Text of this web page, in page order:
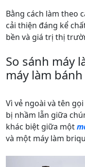
Bằng cách làm theo
cải thiện đáng kể
bền và giá trị thị
So sánh máy
máy làm
Vì vẻ ngoài và tên
bị nhầm lẫn giữa
khác biệt giữa một
và một máy làm